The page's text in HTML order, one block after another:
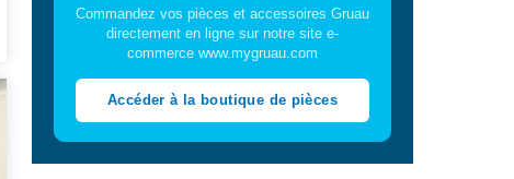
Commandez vos pièces et accessoires Gruau
directement en ligne sur notre site e-
commerce www.mygruau.com
Accéder à la boutique de pièces